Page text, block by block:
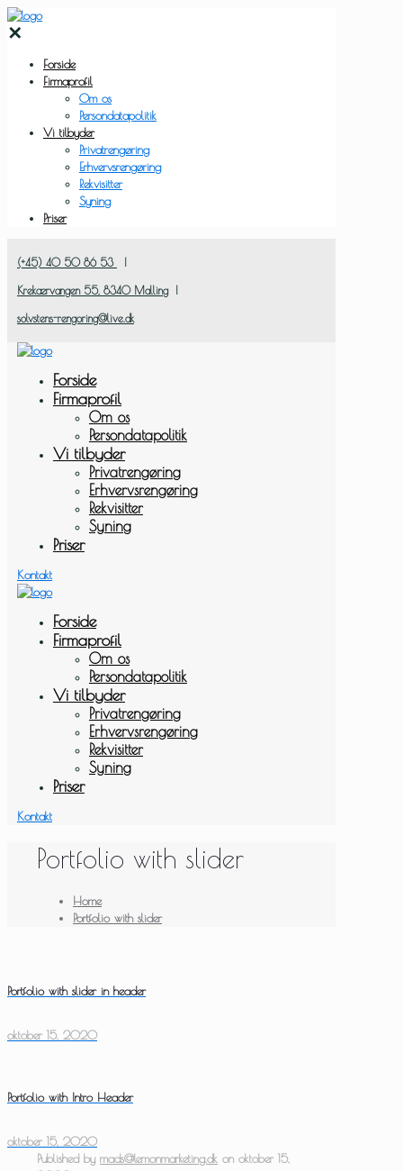
✕
Forside
Firmaprofil
Om os
Persondatapolitik
Vi tilbyder
Privatrengøring
Erhvervsrengøring
Rekvisitter
Syning
Priser
(+45) 40 50 86 53
Krekærvangen 55, ​8340 Malling|
solvstens-rengoring@live.dk
Forside
Firmaprofil
Om os
Persondatapolitik
Vi tilbyder
Privatrengøring
Erhvervsrengøring
Rekvisitter
Syning
Priser
Kontakt
Forside
Firmaprofil
Om os
Persondatapolitik
Vi tilbyder
Privatrengøring
Erhvervsrengøring
Rekvisitter
Syning
Priser
Kontakt
Portfolio with slider
Home
Portfolio with slider
Portfolio with slider in header
oktober 15, 2020
Portfolio with Intro Header
oktober 15, 2020
Published by mads@lemonmarketing.dk on oktober 15,